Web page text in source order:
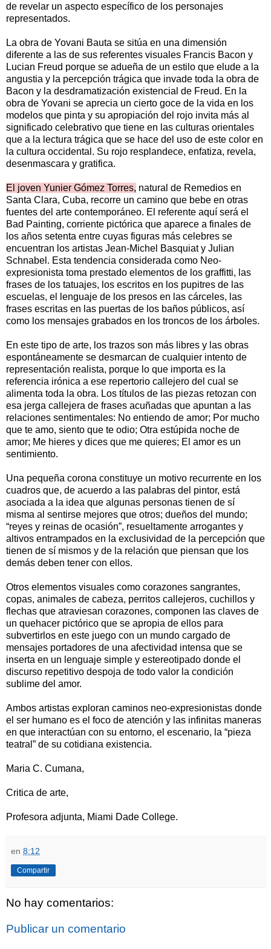
de revelar un aspecto específico de los personajes
representados.
La obra de Yovani Bauta se sitúa en una dimensión
diferente a las de sus referentes visuales Francis Bacon y
Lucian Freud porque se adueña de un estilo que elude a la
angustia y la percepción trágica que invade toda la obra de
Bacon y la desdramatización existencial de Freud. En la
obra de Yovani se aprecia un cierto goce de la vida en los
modelos que pinta y su apropiación del rojo invita más al
significado celebrativo que tiene en las culturas orientales
que a la lectura trágica que se hace del uso de este color en
la cultura occidental. Su rojo resplandece, enfatiza, revela,
desenmascara y gratifica.
El joven Yunier Gómez Torres, natural de Remedios en
Santa Clara, Cuba, recorre un camino que bebe en otras
fuentes del arte contemporáneo. El referente aquí será el
Bad Painting, corriente pictórica que aparece a finales de
los años setenta entre cuyas figuras más celebres se
encuentran los artistas Jean-Michel Basquiat y Julian
Schnabel. Esta tendencia considerada como Neo-
expresionista toma prestado elementos de los graffitti, las
frases de los tatuajes, los escritos en los pupitres de las
escuelas, el lenguaje de los presos en las cárceles, las
frases escritas en las puertas de los baños públicos, así
como los mensajes grabados en los troncos de los árboles.
En este tipo de arte, los trazos son más libres y las obras
espontáneamente se desmarcan de cualquier intento de
representación realista, porque lo que importa es la
referencia irónica a ese repertorio callejero del cual se
alimenta toda la obra. Los títulos de las piezas retozan con
esa jerga callejera de frases acuñadas que apuntan a las
relaciones sentimentales: No entiendo de amor; Por mucho
que te amo, siento que te odio; Otra estúpida noche de
amor; Me hieres y dices que me quieres; El amor es un
sentimiento.
Una pequeña corona constituye un motivo recurrente en los
cuadros que, de acuerdo a las palabras del pintor, está
asociada a la idea que algunas personas tienen de sí
misma al sentirse mejores que otros; dueños del mundo;
“reyes y reinas de ocasión”, resueltamente arrogantes y
altivos entrampados en la exclusividad de la percepción que
tienen de sí mismos y de la relación que piensan que los
demás deben tener con ellos.
Otros elementos visuales como corazones sangrantes,
copas, animales de cabeza, perritos callejeros, cuchillos y
flechas que atraviesan corazones, componen las claves de
un quehacer pictórico que se apropia de ellos para
subvertirlos en este juego con un mundo cargado de
mensajes portadores de una afectividad intensa que se
inserta en un lenguaje simple y estereotipado donde el
discurso repetitivo despoja de todo valor la condición
sublime del amor.
Ambos artistas exploran caminos neo-expresionistas donde
el ser humano es el foco de atención y las infinitas maneras
en que interactúan con su entorno, el escenario, la “pieza
teatral” de su cotidiana existencia.
Maria C. Cumana,
Critica de arte,
Profesora adjunta, Miami Dade College.
en 8:12
Compartir
No hay comentarios:
Publicar un comentario